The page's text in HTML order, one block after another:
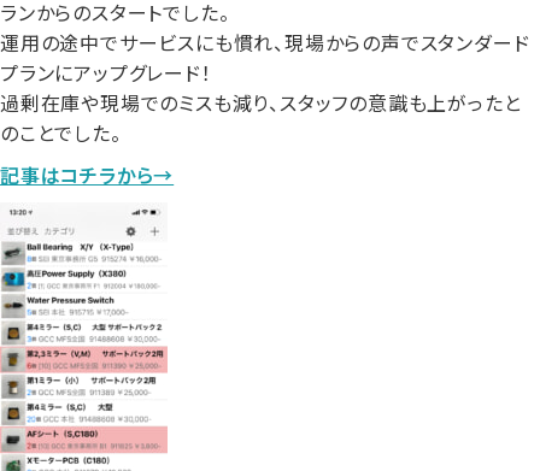
ランからのスタートでした。
運用の途中でサービスにも慣れ、現場からの声でスタンダード
プランにアップグレード！
過剰在庫や現場でのミスも減り、スタッフの意識も上がったと
のことでした。
記事はコチラから→